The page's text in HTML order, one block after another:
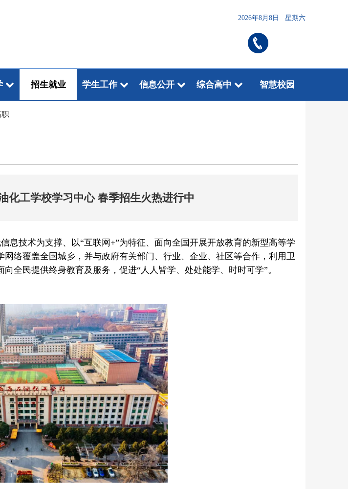
2026年8月8日 星期六
招生就业 学生工作 信息公开 综合高中 智慧校园
化工学校学习中心 春季招生火热进行中
息技术为支撑、以“互联网+”为特征、面向全国开展开放教育的新型高等学
络覆盖全国城乡，并与政府有关部门、行业、企业、社区等合作，利用卫
全民提供终身教育及服务，促进“人人皆学、处处能学、时时可学”。